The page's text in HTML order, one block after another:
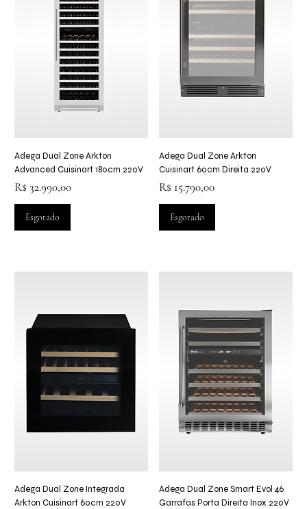
Adega Dual Zone Arkton
Advanced Cuisinart 180cm 220V
Preço
R$ 32.990,00
Esgotado
Adega Dual Zone Arkton
Cuisinart 60cm Direita 220V
Preço
R$ 15.790,00
Esgotado
Adega Dual Zone Integrada
Arkton Cuisinart 60cm 220V
Adega Dual Zone Smart Evol 46
Garrafas Porta Direita Inox 220V